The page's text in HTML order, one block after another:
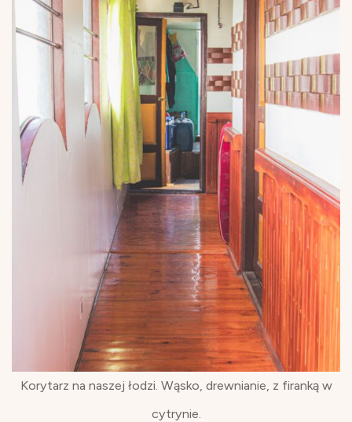
Korytarz na naszej łodzi. Wąsko, drewnianie, z firanką w
cytrynie.